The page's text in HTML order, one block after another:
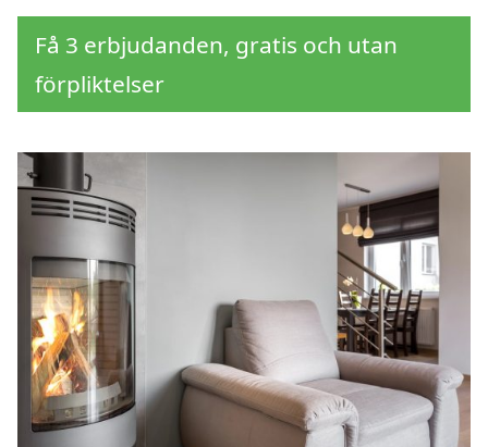
Få 3 erbjudanden, gratis och utan
förpliktelser